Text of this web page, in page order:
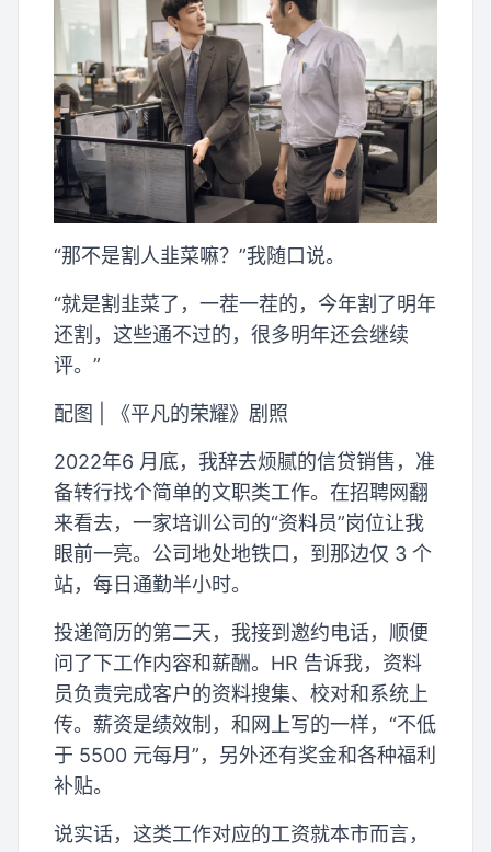
“那不是割人韭菜嘛？”我随口说。
“就是割韭菜了，一茬一茬的，今年割了明年
还割，这些通不过的，很多明年还会继续
评。”
配图 | 《平凡的荣耀》剧照
2022年6 月底，我辞去烦腻的信贷销售，准
备转行找个简单的文职类工作。在招聘网翻
来看去，一家培训公司的“资料员”岗位让我
眼前一亮。公司地处地铁口，到那边仅 3 个
站，每日通勤半小时。
投递简历的第二天，我接到邀约电话，顺便
问了下工作内容和薪酬。HR 告诉我，资料
员负责完成客户的资料搜集、校对和系统上
传。薪资是绩效制，和网上写的一样，“不低
于 5500 元每月”，另外还有奖金和各种福利
补贴。
说实话，这类工作对应的工资就本市而言，